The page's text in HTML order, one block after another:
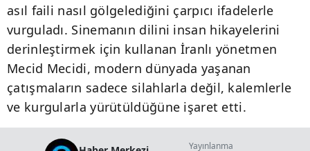
asıl faili nasıl gölgelediğini çarpıcı ifadelerle
vurguladı. Sinemanın dilini insan hikayelerini
derinleştirmek için kullanan İranlı yönetmen
Mecid Mecidi, modern dünyada yaşanan
çatışmaların sadece silahlarla değil, kalemlerle
ve kurgularla yürütüldüğüne işaret etti.
Yayınlanma